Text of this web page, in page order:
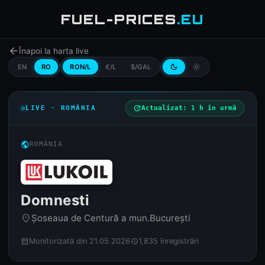
FUEL-PRICES.EU
arrow_backÎnapoi la harta live
EN RO RON/L €/L $/GAL dark_mode light_mode
LIVE · ROMÂNIA updateActualizat: 1 h în urmă
publicROMÂNIA
Domnesti
place Șoseaua de Centură a mun.București
calendar_month Monitorizată din 21.05.2026history1,835 înregistrări